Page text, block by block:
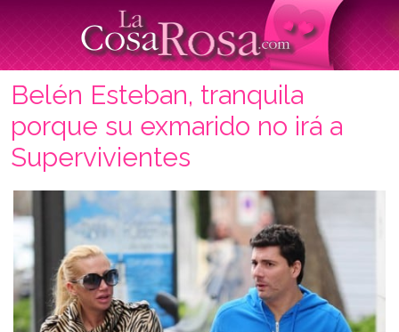
Belén Esteban, tranquila
porque su exmarido no irá a
Supervivientes